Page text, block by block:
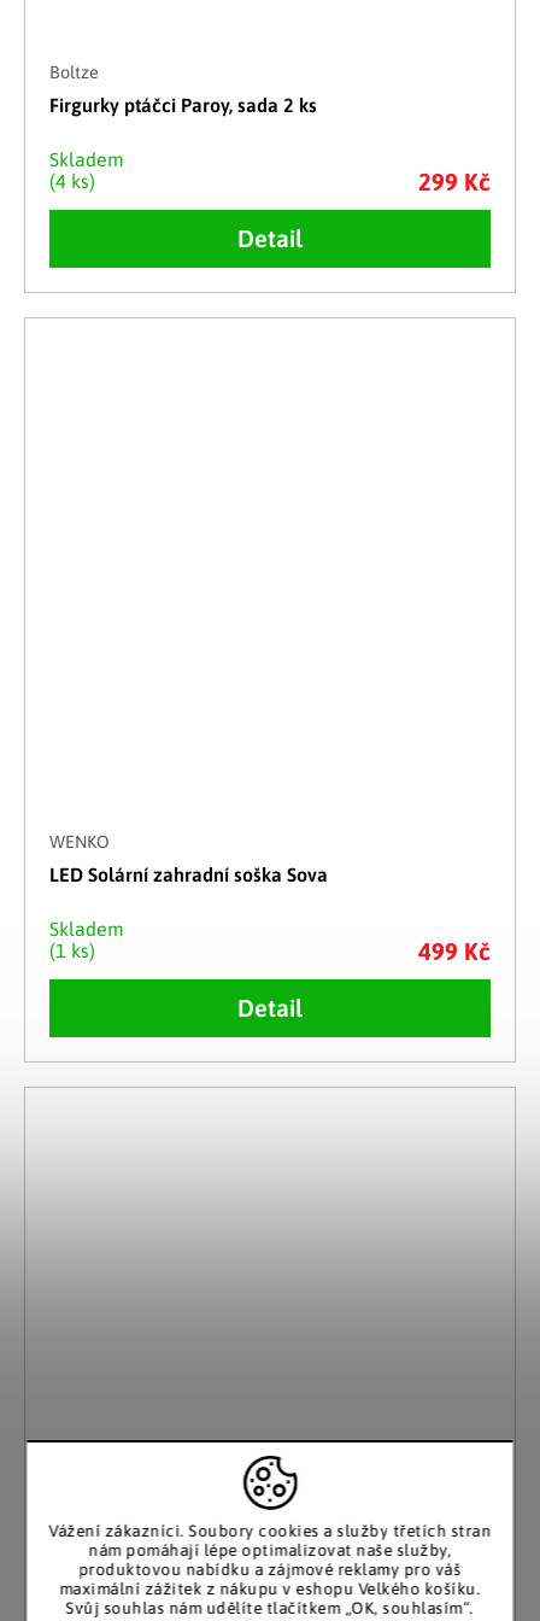
Vážení zákazníci. Soubory cookies a služby třetích stran
nám pomáhají lépe optimalizovat naše služby,
produktovou nabídku a zájmové reklamy pro váš
maximální zážitek z nákupu v eshopu Velkého košíku.
Svůj souhlas nám udělíte tlačítkem „OK, souhlasím“.
Boltze
Firgurky ptáčci Paroy, sada 2 ks
Skladem
(4 ks)
299 Kč
Detail
WENKO
LED Solární zahradní soška Sova
Skladem
(1 ks)
499 Kč
Detail
Frank Flechtwaren